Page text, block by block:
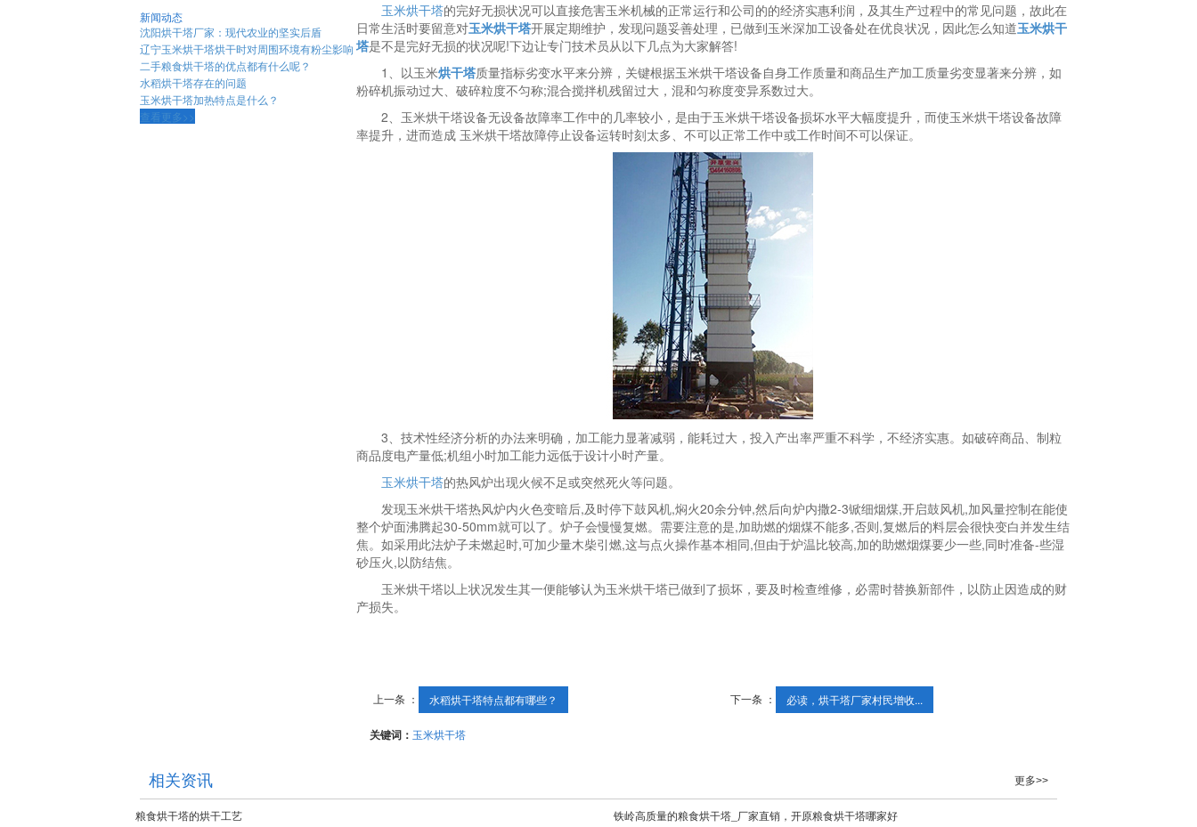
玉米烘干塔的完好无损状况可以直接危害玉米机械的正常运行和公司的的经济实惠利润，及其生产过程中的常见问题，故此在
日常生活时要留意对玉米烘干塔开展定期维护，发现问题妥善处理，已做到玉米深加工设备处在优良状况，因此怎么知道玉米烘干
塔是不是完好无损的状况呢!下边让专门技术员从以下几点为大家解答!
1、以玉米烘干塔质量指标劣变水平来分辨，关键根据玉米烘干塔设备自身工作质量和商品生产加工质量劣变显著来分辨，如
粉碎机振动过大、破碎粒度不匀称;混合搅拌机残留过大，混和匀称度变异系数过大。
2、玉米烘干塔设备无设备故障率工作中的几率较小，是由于玉米烘干塔设备损坏水平大幅度提升，而使玉米烘干塔设备故障
率提升，进而造成 玉米烘干塔故障停止设备运转时刻太多、不可以正常工作中或工作时间不可以保证。
3、技术性经济分析的办法来明确，加工能力显著减弱，能耗过大，投入产出率严重不科学，不经济实惠。如破碎商品、制粒
商品度电产量低;机组小时加工能力远低于设计小时产量。
玉米烘干塔的热风炉出现火候不足或突然死火等问题。
发现玉米烘干塔热风炉内火色变暗后,及时停下鼓风机,焖火20余分钟,然后向炉内撒2-3锨细烟煤,开启鼓风机,加风量控制在能使
整个炉面沸腾起30-50mm就可以了。炉子会慢慢复燃。需要注意的是,加助燃的烟煤不能多,否则,复燃后的料层会很快变白并发生结
焦。如采用此法炉子未燃起时,可加少量木柴引燃,这与点火操作基本相同,但由于炉温比较高,加的助燃烟煤要少一些,同时准备-些湿
砂压火,以防结焦。
玉米烘干塔以上状况发生其一便能够认为玉米烘干塔已做到了损坏，要及时检查维修，必需时替换新部件，以防止因造成的财
产损失。
上一条 ： ​水稻烘干塔特点都有哪些？ 下一条 ： 必读，烘干塔厂家村民增收...
关键词： ​玉米烘干塔
新闻动态
沈阳烘干塔厂家：现代农业的坚实后盾
辽宁玉米烘干塔烘干时对周围环境有粉尘影响
二手粮食烘干塔的​优点都有什么呢？
水稻烘干塔存在的问题
玉米烘干塔加热特点是什么？
查看更多>>
相关资讯 更多>>
粮食烘干塔的烘干工艺 铁岭高质量的粮食烘干塔_厂家直销，开原粮食烘干塔哪家好